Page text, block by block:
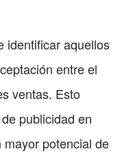
identificar aquellos
entre el
ventas. Esto
publicidad en
potencial de